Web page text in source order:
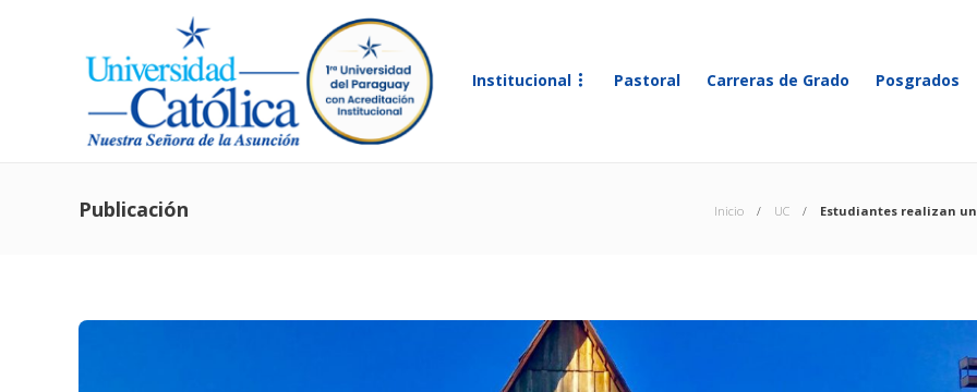
Institucional Pastoral Carreras de Grado Posgrados
Publicación Inicio UC Estudiantes realizan